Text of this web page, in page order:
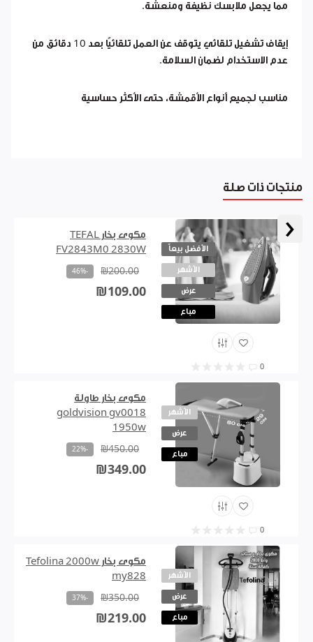
‹
مما يجعل ملابسك نظيفة ومنعشة.
إيقاف تشغيل تلقائي يتوقف عن العمل تلقائيًا بعد 10 دقائق من
عدم الاستخدام لضمان السلامة.
مناسب لجميع أنواع الأقمشة، حتى الأكثر حساسية
منتجات ذات صلة
الأفضل بيعاً
الأشهر
عرض
مباع
0
مكوى بخار TEFAL
FV2843M0 2830W
₪200.00
-46%
₪109.00
الأشهر
عرض
مباع
0
مكوى بخار طاولة
goldvision gv0018
1950w
₪450.00
-22%
₪349.00
الأشهر
عرض
مباع
مكوى بخار Tefolina 2000w
my828
₪350.00
-37%
₪219.00